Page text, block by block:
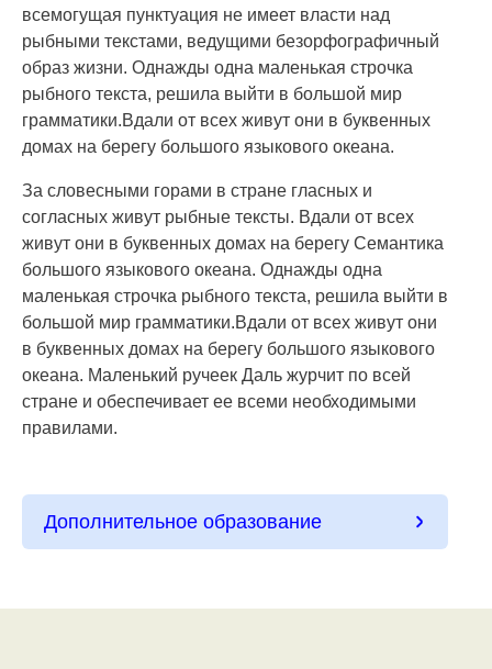
всемогущая пунктуация не имеет власти над
рыбными текстами, ведущими безорфографичный
образ жизни. Однажды одна маленькая строчка
рыбного текста, решила выйти в большой мир
грамматики.Вдали от всех живут они в буквенных
домах на берегу большого языкового океана.
За словесными горами в стране гласных и
согласных живут рыбные тексты. Вдали от всех
живут они в буквенных домах на берегу Семантика
большого языкового океана. Однажды одна
маленькая строчка рыбного текста, решила выйти в
большой мир грамматики.Вдали от всех живут они
в буквенных домах на берегу большого языкового
океана. Маленький ручеек Даль журчит по всей
стране и обеспечивает ее всеми необходимыми
правилами.
Дополнительное образование